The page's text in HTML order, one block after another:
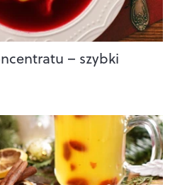
– szybki